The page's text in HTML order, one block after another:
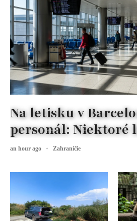
Na letisku v
personál: Niektoré
an hour ago Zahraničie